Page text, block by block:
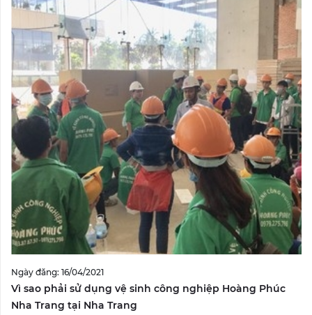
Ngày đăng: 16/04/2021
Vì sao phải sử dụng vệ sinh công nghiệp Hoàng Phúc
Nha Trang tại Nha Trang